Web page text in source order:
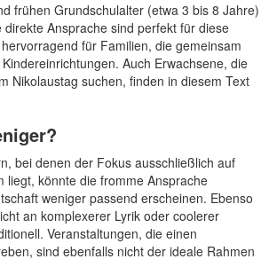
frühen Grundschulalter (etwa 3 bis 8 Jahre)
Ansprache sind perfekt für diese
für Familien, die gemeinsam
Auch Erwachsene, die
Nikolaustag suchen, finden in diesem Text
bei denen der Fokus ausschließlich auf
liegt, könnte die fromme Ansprache
weniger passend erscheinen. Ebenso
an komplexerer Lyrik oder coolerer
Veranstaltungen, die einen
sind ebenfalls nicht der ideale Rahmen